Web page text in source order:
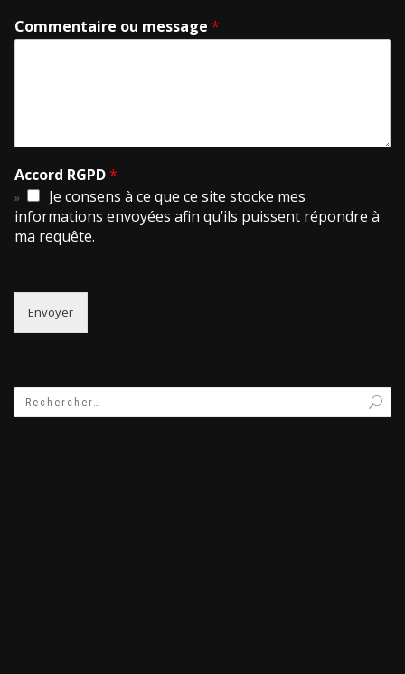
Commentaire ou message *
Accord RGPD*
Je consens à ce que ce site stocke mes
informations envoyées afin qu’ils puissent répondre à
ma requête.
Envoyer